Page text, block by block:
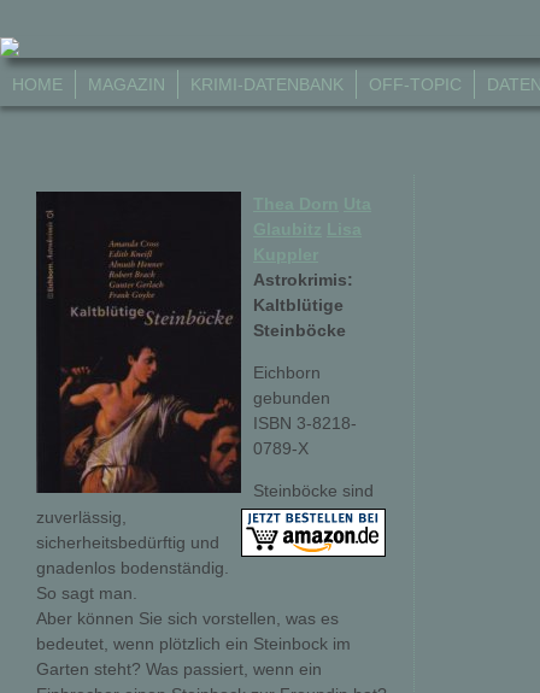
HOME MAGAZIN KRIMI-DATENBANK OFF-TOPIC
Glaubitz
Kuppler
Astrokrimis:
Kaltblütige
Steinböcke
Eichborn
gebunden
ISBN 3-8218-
0789-X
Steinböcke sind
zuverlässig,
sicherheitsbedürftig und
gnadenlos bodenständig.
So sagt man.
Aber können Sie sich vorstellen, was es
bedeutet, wenn plötzlich ein Steinbock im
Garten steht? Was passiert, wenn ein